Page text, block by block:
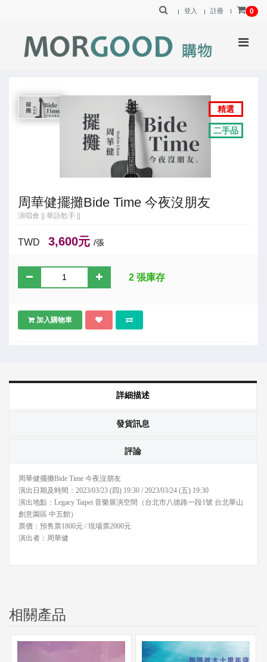
登入 註冊 0
精選
二手品
周華健擺攤Bide Time 今夜沒朋友
演唱會 || 華語歌手 ||
TWD 3,600元 /張
2 張庫存
加入購物車
詳細描述
發貨訊息
評論
周華健擺攤Bide Time 今夜沒朋友
演出日期及時間：2023/03/23 (四) 19:30 / 2023/03/24 (五) 19:30
演出地點：Legacy Taipei 音樂展演空間（台北市八德路一段1號 台北華山
創意園區 中五館）
票價：預售票1800元 / 現場票2000元
演出者：周華健
相關產品